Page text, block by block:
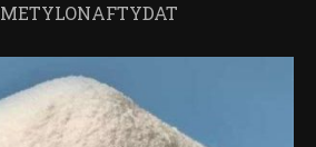
METYLONAFTYDAT